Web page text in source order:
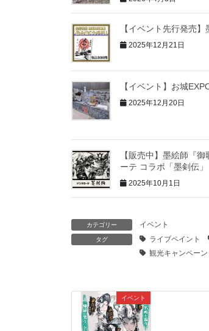
【イベント先行発売
2025年12月21日
【イベント】お城
2025年12月20日
【販売中】墨絵師『
ーテ コラボ「墨剣伝」
2025年10月1日
カテゴリー イベント
タグ ライブペイント
観光キャンペーン
イベント